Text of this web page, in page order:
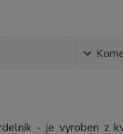
- je vyroben z